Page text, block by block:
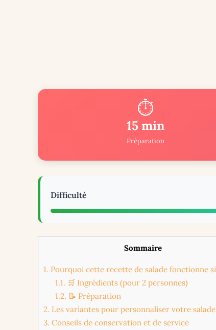
⏱️
15 min
Préparation
Difficulté
Sommaire
1. Pourquoi cette recette de salade fonctionne
1.1. 🛒 Ingrédients (pour 2 personnes)
1.2. 📝 Préparation
2. Les variantes pour personnaliser votre salade
3. Conseils de conservation et de service